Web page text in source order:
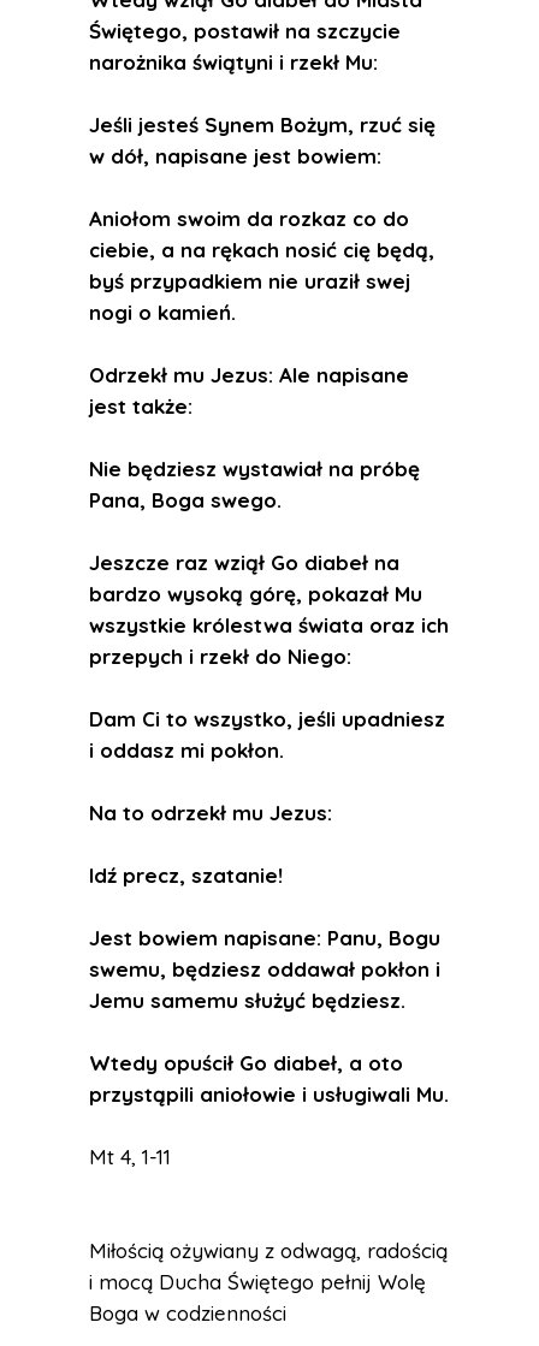
Świętego, postawił na szczycie
narożnika świątyni i rzekł Mu:
Jeśli jesteś Synem Bożym, rzuć się
w dół, napisane jest bowiem:
Aniołom swoim da rozkaz co do
ciebie, a na rękach nosić cię będą,
byś przypadkiem nie uraził swej
nogi o kamień.
Odrzekł mu Jezus: Ale napisane
jest także:
Nie będziesz wystawiał na próbę
Pana, Boga swego.
Jeszcze raz wziął Go diabeł na
bardzo wysoką górę, pokazał Mu
wszystkie królestwa świata oraz ich
przepych i rzekł do Niego:
Dam Ci to wszystko, jeśli upadniesz
i oddasz mi pokłon.
Na to odrzekł mu Jezus:
Idź precz, szatanie!
Jest bowiem napisane: Panu, Bogu
swemu, będziesz oddawał pokłon i
Jemu samemu służyć będziesz.
Wtedy opuścił Go diabeł, a oto
przystąpili aniołowie i usługiwali Mu.
Mt 4, 1-11
Miłością ożywiany z odwagą, radością
i mocą Ducha Świętego pełnij Wolę
Boga w codzienności